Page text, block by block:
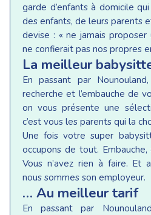
garde d’enfants à domicile
des enfants, de leurs parents
devise : « ne jamais
ne confierait pas nos propres
La meilleur
En passant par
recherche et l’embauche de
on vous présente une
c’est vous les parents qui la
Une fois votre super
occupons de tout.
Vous n’avez rien à faire. Et
nous sommes son employeur.
… Au meilleur tarif
En passant par